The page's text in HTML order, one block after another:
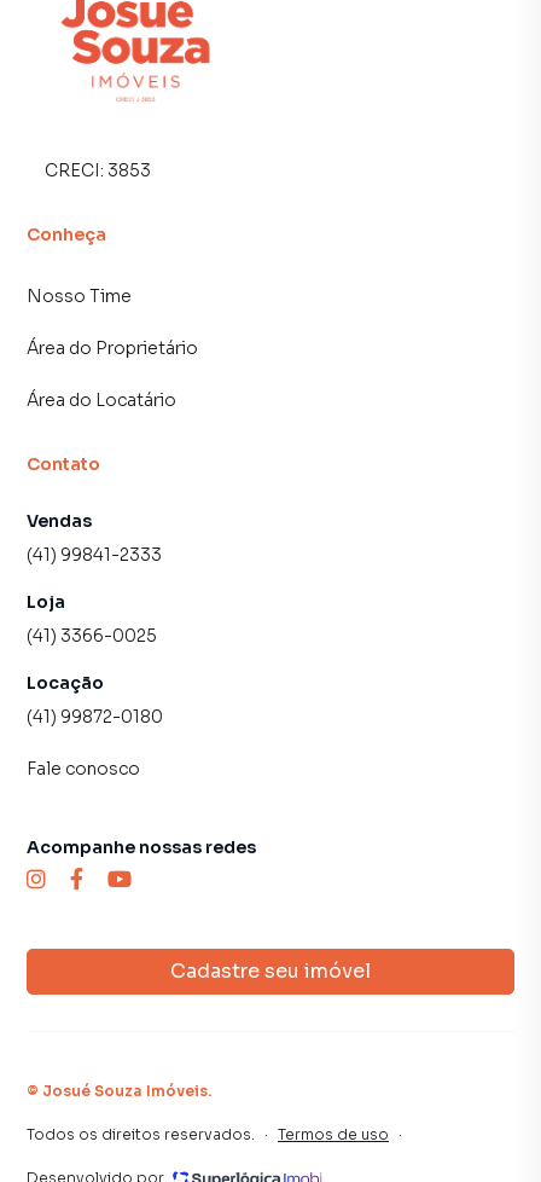
CRECI: 3853
Conheça
Nosso Time
Área do Proprietário
Área do Locatário
Contato
Vendas
(41) 99841-2333
Loja
(41) 3366-0025
Locação
(41) 99872-0180
Fale conosco
Cadastre seu imóvel
Acompanhe nossas redes
© Josué Souza Imóveis.
Todos os direitos reservados. · Termos de uso ·
Desenvolvido por